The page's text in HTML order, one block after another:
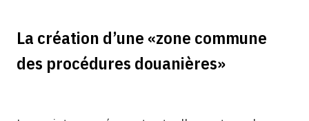
La création d’une «zone commune
des procédures douanières»